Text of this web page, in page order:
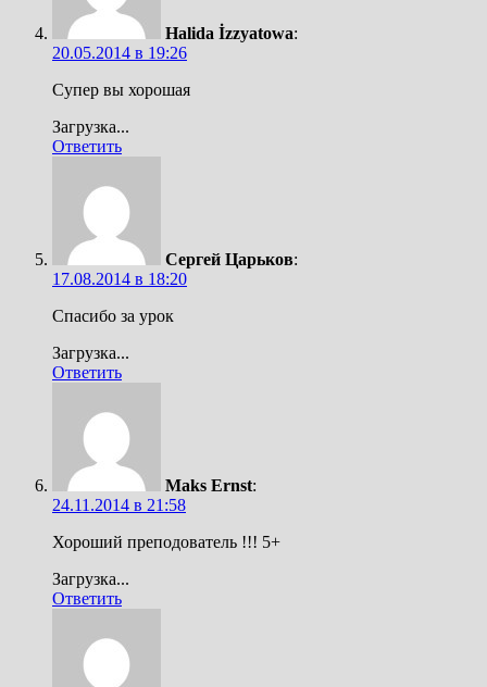
Halida İzzyatowa:
20.05.2014 в 19:26
Супер вы хорошая
Загрузка...
Ответить
Сергей Царьков:
17.08.2014 в 18:20
Спасибо за урок
Загрузка...
Ответить
Maks Ernst:
24.11.2014 в 21:58
Хороший преподователь !!! 5+
Загрузка...
Ответить